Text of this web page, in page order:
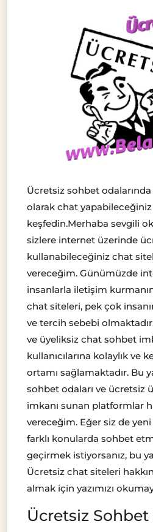
Ücretsiz sohbet
olarak chat
keşfedin.Merhaba sevgili
sizlere internet üzerinde
kullanabileceğiniz chat
vereceğim. Günümüzde
insanlarla iletişim
chat siteleri, pek çok
ve tercih sebebi
ve üyeliksiz chat sohbet
kullanıcılarına kolaylık ve
ortamı sağlamaktadır. Bu
sohbet odaları ve ücretsiz
imkanı sunan platformlar
vereceğim. Eğer siz de
farklı konularda sohbet
geçirmek istiyorsanız, bu
Ücretsiz chat siteleri
almak için yazımızı
Ücretsiz Sohbet